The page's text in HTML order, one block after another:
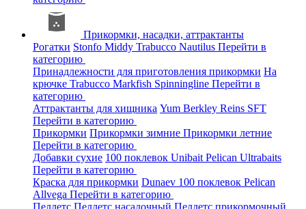
Прикормки, насадки, аттрактанты
Рогатки Stonfo Middy Trabucco Nautilus Перейти в
категорию
Принадлежности для приготовления прикормки На
крючке Trabucco Markfish Spinningline Перейти в
категорию
Аттрактанты для хищника Yum Berkley Reins SFT
Перейти в категорию
Прикормки Прикормки зимние Прикормки летние
Перейти в категорию
Добавки сухие 100 поклевок Unibait Pelican Ultrabaits
Перейти в категорию
Краска для прикормки Dunaev 100 поклевок Pelican
Allvega Перейти в категорию
Пеллетс Пеллетс насадочный Пеллетс прикормочный